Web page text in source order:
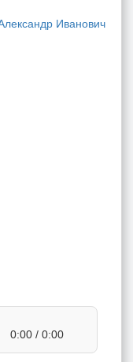
Иванович
0:00 / 0:00